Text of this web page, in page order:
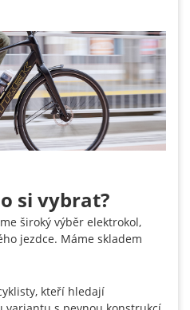
si vybrat?
široký výběr elektrokol,
jezdce. Máme skladem
kteří hledají